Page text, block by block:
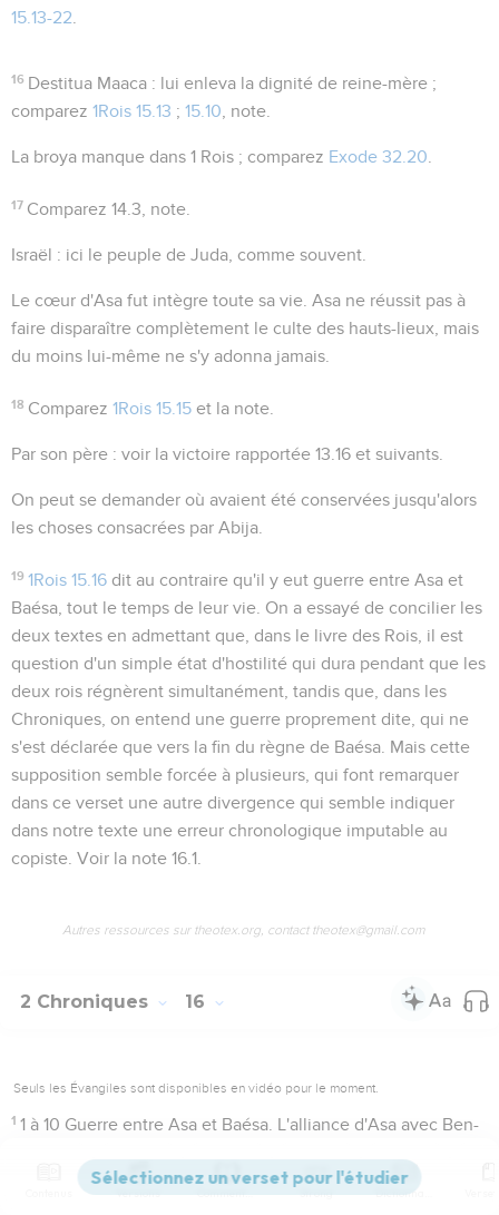
15.13-22
16 Destitua Maaca : lui enleva la dignité de reine-mère ;
comparez 1Rois 15.13 ; 15.10 , note.
La broya manque dans 1 Rois ; comparez Exode 32.20
17 Comparez14.3 , note.
Israël : ici le peuple de Juda, comme souvent.
Le cœur d'Asa fut intègre toute sa vie . Asa ne réussit pas à
faire disparaître complètement le culte des hauts-lieux, mais
du moins lui-même ne s'y adonna jamais.
18 Comparez1Rois 15.15 et la note.
Par son père : voir la victoire rapportée 13.16 et suivants.
On peut se demander où avaient été conservées jusqu'alors
les choses consacrées par Abija.
19 1Rois 15.16 dit au contraire qu'il y eut guerre entre Asa et
Baésa, tout le temps de leur vie. On a essayé de concilier les
deux textes en admettant que, dans le livre des Rois, il est
question d'un simple état d'hostilité qui dura pendant que les
deux rois régnèrent simultanément, tandis que, dans les
Chroniques, on entend une guerre proprement dite, qui ne
s'est déclarée que vers la fin du règne de Baésa. Mais cette
supposition semble forcée à plusieurs, qui font remarquer
dans ce verset une autre divergence qui semble indiquer
dans notre texte une erreur chronologique imputable au
copiste. Voir la note 16.1
Autres ressources sur theotex.org, contact theotex@gmail.com
2 Chroniques 16
Seuls les Évangiles sont disponibles en vidéo pour le moment.
1 1 à 10 Guerre entre Asa et Baésa. L'alliance d'Asa avec Ben-
La trente-sixième année. Cette donnée est en contradiction
Versions Commentaires Strong